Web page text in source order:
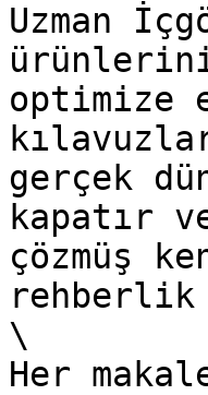
Uzman
optimize
gerçek
kapatır
çözmüş
rehberlik
\
Her